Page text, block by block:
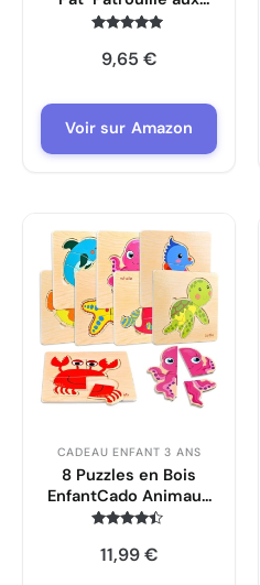
Motos 100 Pièces
4.8
sur 5
9,65 €
Voir sur Amazon
CADEAU ENFANT 3 ANS
8 Puzzles en Bois
EnfantCado Animaux
Marins Montessori
4.3
sur 5
11,99€